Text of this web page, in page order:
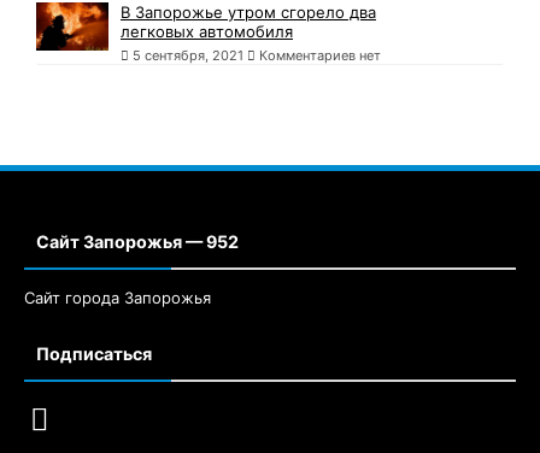
В Запорожье утром сгорело два
легковых автомобиля
5 сентября, 2021 Комментариев нет
Сайт Запорожья — 952
Сайт города Запорожья
Подписаться